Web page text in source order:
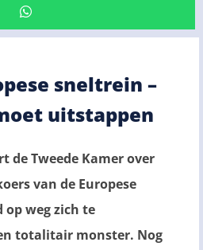
sneltrein –
uitstappen
de Tweede Kamer over
van de Europese
op weg zich te
totalitair monster. Nog